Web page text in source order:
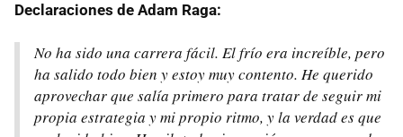
Declaraciones de Adam Raga:
No ha sido una carrera fácil. El frío era increíble, pero
ha salido todo bien y estoy muy contento. He querido
aprovechar que salía primero para tratar de seguir mi
propia estrategia y mi propio ritmo, y la verdad es que